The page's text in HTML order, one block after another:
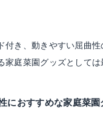
付き、動きやすい屈曲
家庭菜園グッズとして
におすすめな家庭菜園